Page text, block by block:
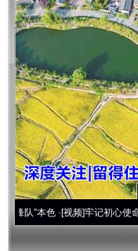
·[视频]牢记初心使命 奋进复兴